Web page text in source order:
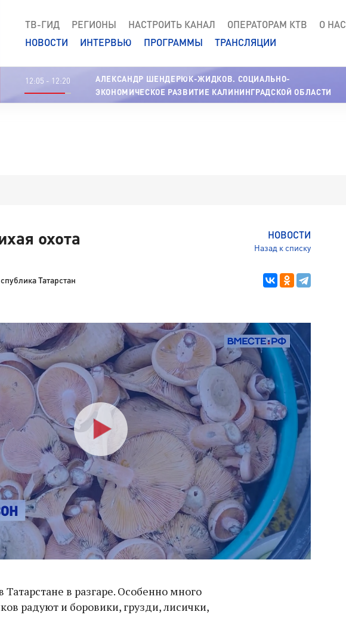
ТВ-ГИД РЕГИОНЫ НАСТРОИТЬ КАНАЛ ОПЕРАТОРАМ КТВ
О НАС
НОВОСТИ
ИНТЕРВЬЮ ПРОГРАММЫ ТРАНСЛЯЦИИ
12:05 - 12:20
АЛЕКСАНДР ШЕНДЕРЮК-ЖИДКОВ. СОЦИАЛЬНО-
ЭКОНОМИЧЕСКОЕ РАЗВИТИЕ КАЛИНИНГРАДСКОЙ ОБЛАСТИ
НОВОСТИ
Назад к списку
охота
Татарстан
Татарстане в разгаре. Особенно много
радуют и боровики, грузди, лисички,